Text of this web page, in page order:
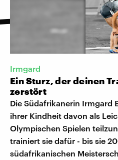
Irmgard
Ein Sturz, der deinen
zerstört
Die Südafrikanerin Irmgard
ihrer Kindheit davon als
Olympischen Spielen
trainiert sie dafür - bis sie
südafrikanischen